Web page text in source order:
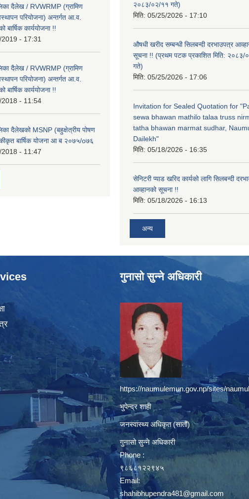
दैलेख / RVWRMP (ग्रामिण
परियोजना) अन्तर्गत आ.व.
कार्ययोजना !!
- 17:31
दैलेख / RVWRMP (ग्रामिण
परियोजना) अन्तर्गत आ.व.
कार्ययोजना !!
2018 - 11:54
दैलेखको MSNP (बहुक्षेत्रीय पोषण
बार्षिक योजना आ ब २०७५/o७६
2018 - 11:47
२०८३/०२/११ गते)
मिति: 05/25/2026 - 17:10
औषधी खरीद सम्बन्धी सिलबन्दी दरभाउपत्र
सूचना !! (प्रथम पटक प्रकाशित मिति: २०८३/
गते)
मिति: 05/25/2026 - 17:06
Invitation for Sealed Quotation for
sewa bhawan mathilo talaa truss
tatha bhawan marmat sudhar,
Dailekh"
मिति: 05/18/2026 - 16:35
सेनिटरी प्याड खरिद कार्यको लागि सिलबन्दी
आव्हानको सूचना !!
मिति: 05/18/2026 - 16:13
अन्य
गुनासो सुन्ने अधिकारी
https://naumulemun.gov.np/sites/
भुपेन्द्र शाही
जनस्वास्थ्य अधिकृत (सातौं)
गुनासो सुन्ने अधिकारी
Phone :
९८६८१२२९४५
Email:
shahibhupendra481@gmail.com